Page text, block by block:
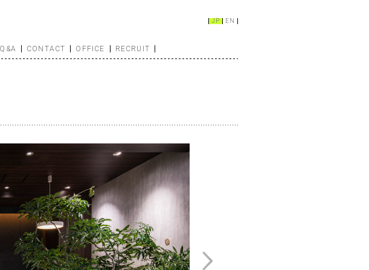
Q&A CONTACT OFFICE RECRUIT
EN
JP